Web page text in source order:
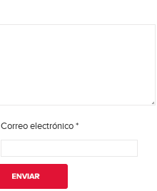
Correo electrónico*